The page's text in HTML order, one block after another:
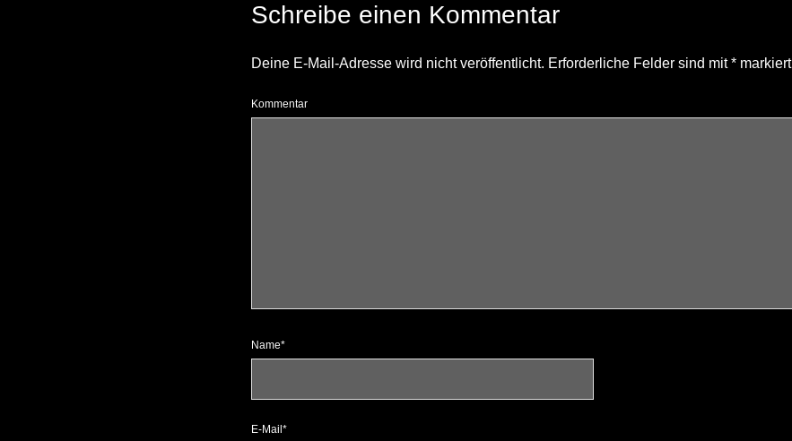
Schreibe einen Kommentar
Deine E-Mail-Adresse wird nicht veröffentlicht. Erforderliche Felder sind mit*markiert
Kommentar
Name*
E-Mail*